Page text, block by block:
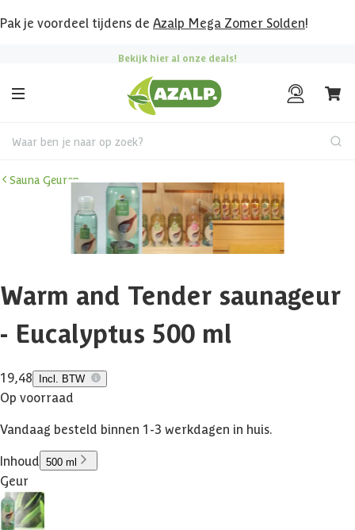
Pak je voordeel tijdens de Azalp Mega Zomer Solden!
Bekijk hier al onze deals!
Waar ben je naar op zoek?
Sauna Geuren
Warm and Tender saunageur
- Eucalyptus 500 ml
19,48 Incl. BTW
Op voorraad
Vandaag besteld binnen 1-3 werkdagen in huis.
Inhoud 500 ml
Geur